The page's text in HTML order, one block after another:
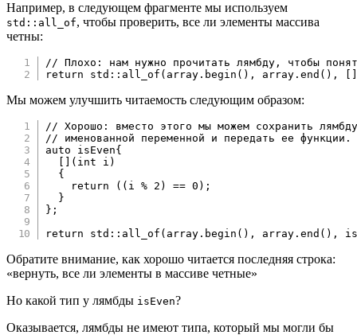
Например, в следующем фрагменте мы используем
std::all_of, чтобы проверить, все ли элементы массива
четны:
// Плохо: нам нужно прочитать лямбду, чтобы
return std :: all_of ( array . begin ( ) , array .end ( ) ,
Мы можем улучшить читаемость следующим образом:
// Хорошо: вместо этого мы можем сохранить
// именованной переменной и передать ее функции.
auto isEven{
( int i )
{
return
( ( i % 2 ) == 0 ) ;
}
} ;
return std :: all_of ( array . begin ( ) , array .end ( ) ,
Обратите внимание, как хорошо читается последняя строка:
«вернуть, все ли элементы в массиве четные»
Но какой тип у лямбды isEven?
Оказывается, лямбды не имеют типа, который мы могли бы